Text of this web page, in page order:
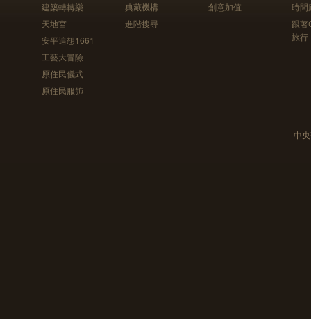
建築轉轉樂
天地宮
安平追想1661
工藝大冒險
原住民儀式
原住民服飾
典藏機構
進階搜尋
創意加值
時間
跟
旅行
中